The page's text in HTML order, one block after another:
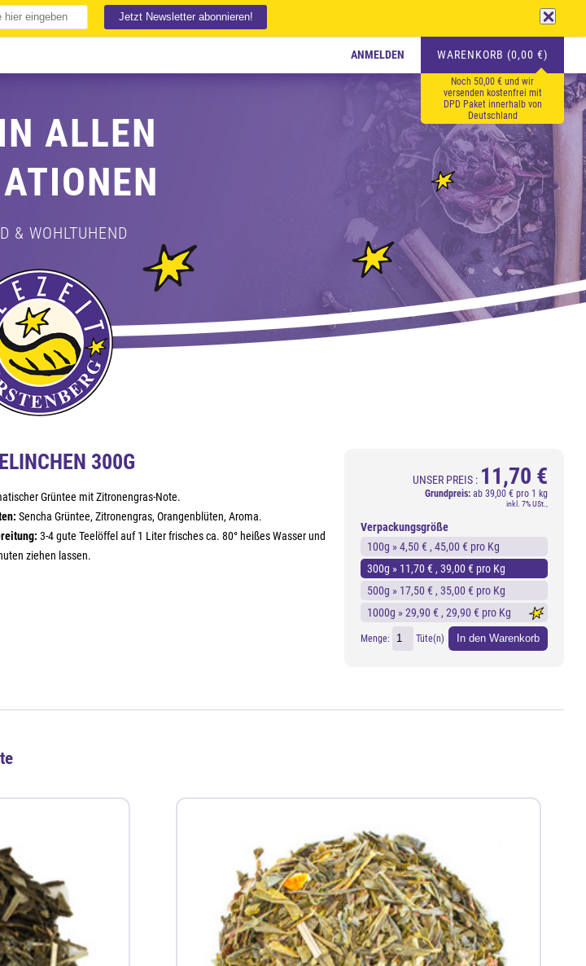
ANMELDEN WARENKORB (0,00 €)
Noch 50,00 € und wir
versenden kostenfrei mit
DPD Paket innerhalb von
Deutschland
ALLEN
& WOHLTUHEND
300G
Grüntee mit Zitronengras-Note.
Sencha Grüntee, Zitronengras, Orangenblüten, Aroma.
3-4 gute Teelöffel auf 1 Liter frisches ca. 80° heißes Wasser und
ziehen lassen.
UNSER PREIS : 11,70 €
Grundpreis: ab 39,00 € pro 1 kg
inkl. 7% USt.,
Verpackungsgröße
100g »4,50 € , 45,00 € pro Kg
300g » 11,70 € , 39,00 € pro Kg
500g » 17,50 € , 35,00 € pro Kg
1000g »29,90 € , 29,90 € pro Kg
Menge: Tüte(n) In den Warenkorb